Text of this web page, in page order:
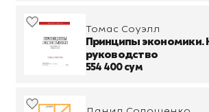
Томас Соуэлл
Принципы экономики.
руководство
554 400 сум